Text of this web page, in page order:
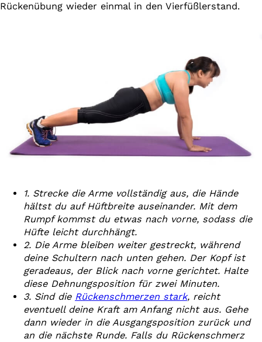
Rückenübung wieder einmal in den Vierfüßlerstand.
1. Strecke die Arme vollständig aus, die Hände
hältst du auf Hüftbreite auseinander. Mit dem
Rumpf kommst du etwas nach vorne, sodass die
Hüfte leicht durchhängt.
2. Die Arme bleiben weiter gestreckt, während
deine Schultern nach unten gehen. Der Kopf ist
geradeaus, der Blick nach vorne gerichtet. Halte
diese Dehnungsposition für zwei Minuten.
3. Sind die Rückenschmerzen stark, reicht
eventuell deine Kraft am Anfang nicht aus. Gehe
dann wieder in die Ausgangsposition zurück und
an die nächste Runde. Falls du Rückenschmerz